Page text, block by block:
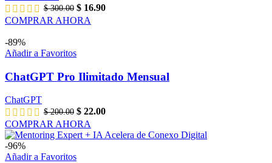
$300.00 El
precio
original
$ 300.00.
$ 16.90El
COMPRAR AHORA
-89%
Añadir a Favoritos
ChatGPT Pro Ilimitado Mensual
ChatGPT
$200.00 El
precio
original
era:
$ 200.00.
$ 22.00El
actual
es:
COMPRAR AHORA
-96%
Añadir a Favoritos